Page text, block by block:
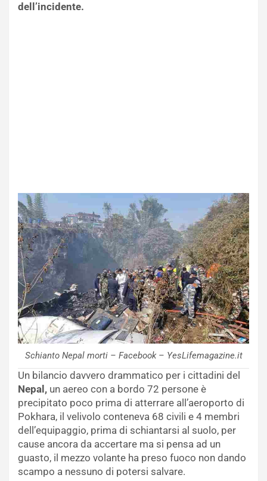
dell’incidente.
Schianto Nepal morti – Facebook – YesLifemagazine.it
Un bilancio davvero drammatico per i cittadini del
Nepal, un aereo con a bordo 72 persone è
precipitato poco prima di atterrare all’aeroporto di
Pokhara, il velivolo conteneva 68 civili e 4 membri
dell’equipaggio, prima di schiantarsi al suolo, per
cause ancora da accertare ma si pensa ad un
guasto, il mezzo volante ha preso fuoco non dando
scampo a nessuno di potersi salvare.